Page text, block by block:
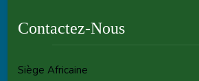
Contactez-Nous
Siège Africaine